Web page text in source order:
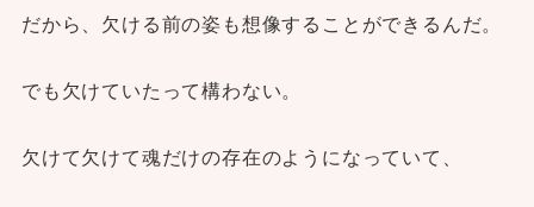
だから、欠ける前の姿も想像することができるんだ。
でも欠けていたって構わない。
欠けて欠けて魂だけの存在のようになっていて、